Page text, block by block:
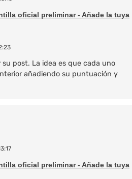
oficial preliminar - Añade la tuya
post. La idea es que cada uno
añadiendo su puntuación y
oficial preliminar - Añade la tuya